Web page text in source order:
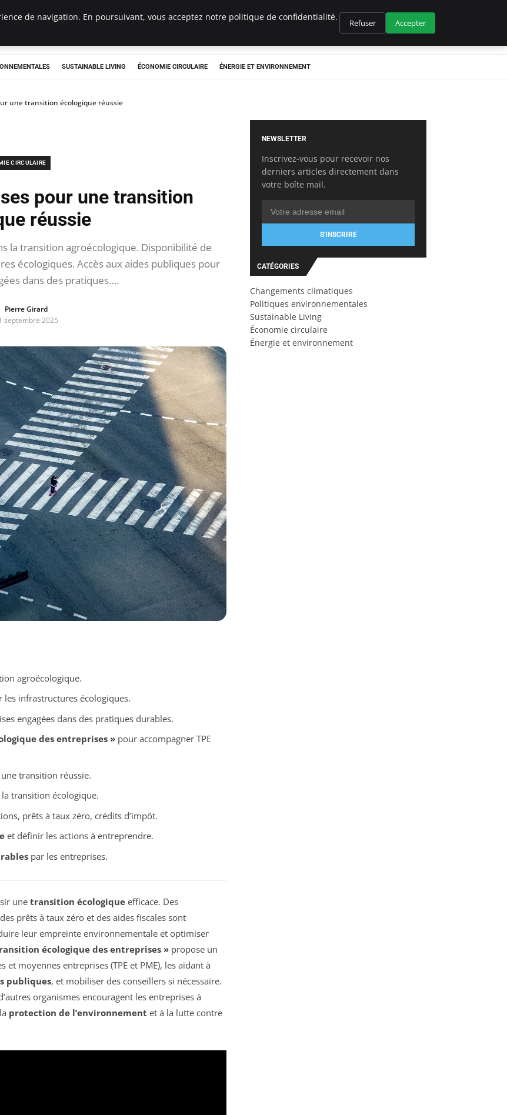
SUSTAINABLE LIVING ÉCONOMIE CIRCULAIRE ÉNERGIE ET ENVIRONNEMENT
une transition écologique réussie
CIRCULAIRE
pour une transition
réussie
la transition agroécologique. Disponibilité de
écologiques. Accès aux aides publiques pour
dans des pratiques….
Pierre Girard
septembre 2025
agroécologique.
infrastructures écologiques.
engagées dans des pratiques durables.
des entreprises »pour accompagner TPE
transition réussie.
transition écologique.
prêts à taux zéro, crédits d’impôt.
et définir les actions à entreprendre.
par les entreprises.
une transition écologique efficace. Des
prêts à taux zéro et des aides fiscales sont
leur empreinte environnementale et optimiser
écologique des entreprises » propose un
moyennes entreprises (TPE et PME), les aidant à
publiques, et mobiliser des conseillers si nécessaire.
organismes encouragent les entreprises à
protection de l’environnement et à la lutte contre
NEWSLETTER
Inscrivez-vous pour recevoir nos
derniers articles directement dans
votre boîte mail.
S'INSCRIRE
CATÉGORIES
Changements climatiques
Politiques environnementales
Sustainable Living
Économie circulaire
Énergie et environnement
de navigation. En poursuivant, vous acceptez notre politique de confidentialité.
Refuser Accepter